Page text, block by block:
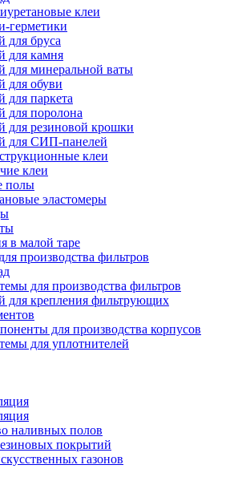
клеи
герметики
для бруса
для камня
для минеральной ваты
для обуви
для паркета
для поролона
для резиновой крошки
для СИП-панелей
клеи
клеи
полы
эластомеры
в малой таре
производства фильтров
для производства фильтров
для крепления фильтрующих
для производства корпусов
для уплотнителей
наливных полов
покрытий
газонов